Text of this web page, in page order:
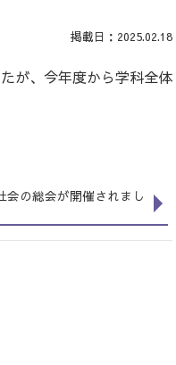
掲載日：2025.02.18
が、今年度から学科全体
会の総会が開催されまし